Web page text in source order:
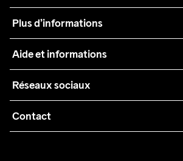
Plus d’informations
Teamwear
Durabilité
Collaborations
Aide et informations
Conditions générales
Retours
Réseaux sociaux
Contact